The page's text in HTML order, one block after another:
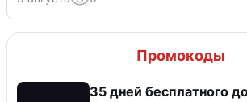
Промокоды
35 дней бесплатного